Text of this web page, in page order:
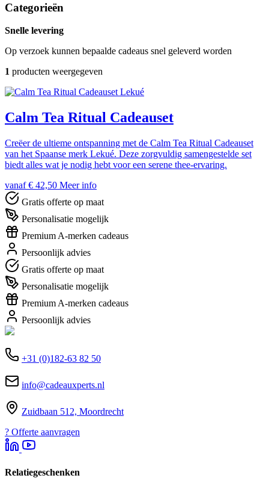
Categorieën
Snelle levering
Op verzoek kunnen bepaalde cadeaus snel geleverd worden
1 producten weergegeven
Lekué
Calm Tea Ritual Cadeauset
Creëer de ultieme ontspanning met de Calm Tea Ritual Cadeauset
van het Spaanse merk Lekué. Deze zorgvuldig samengestelde set
biedt alles wat je nodig hebt voor een serene thee-ervaring.
vanaf € 42,50 Meer info
Gratis offerte op maat
Personalisatie mogelijk
Premium A-merken cadeaus
Persoonlijk advies
Gratis offerte op maat
Personalisatie mogelijk
Premium A-merken cadeaus
Persoonlijk advies
+31 (0)182-63 82 50
info@cadeauxperts.nl
Zuidbaan 512, Moordrecht
? Offerte aanvragen
Relatiegeschenken